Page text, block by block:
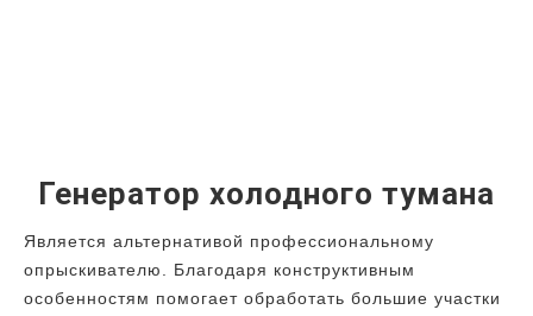
Генератор холодного тумана
Является альтернативой профессиональному
опрыскивателю. Благодаря конструктивным
особенностям помогает обработать большие участки